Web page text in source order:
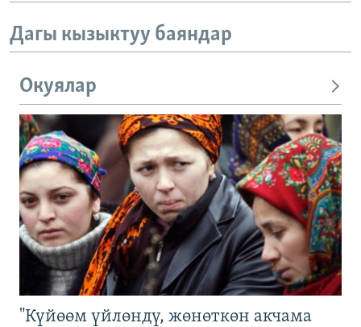
Дагы кызыктуу баяндар
Окуялар
"Күйөөм үйлөндү, жөнөткөн акчама